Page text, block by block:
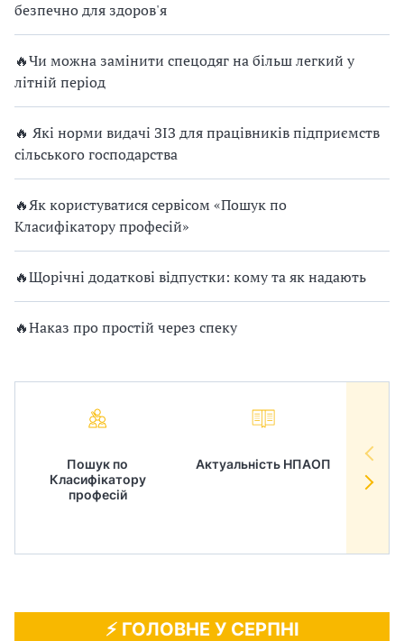
безпечно для здоров'я
🔥Чи можна замінити спецодяг на більш легкий у
літній період
🔥 Які норми видачі ЗІЗ для працівників підприємств
сільського господарства
🔥Як користуватися сервісом «Пошук по
Класифікатору професій»
🔥Щорічні додаткові відпустки: кому та як надають
🔥Наказ про простій через спеку
Пошук по
Класифікатору
професій
Актуальність НПАОП
⚡️ ГОЛОВНЕ У СЕРПНІ